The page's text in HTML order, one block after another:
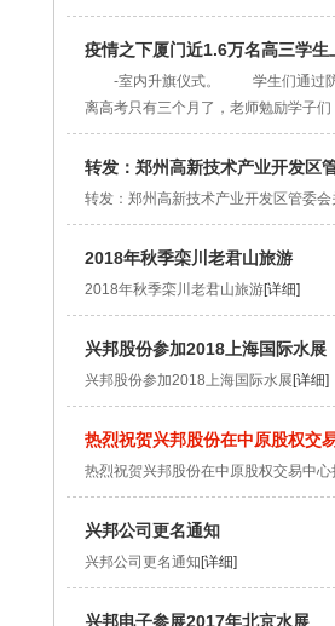
疫情之下厦门近1.6万名高三学生
-室内升旗仪式。 学生们通过防疫
离高考只有三个月了，老师勉励学子
转发：郑州高新技术产业开发区
转发：郑州高新技术产业开发区管委
2018年秋季栾川老君山旅游
2018年秋季栾川老君山旅游[详细]
兴邦股份参加2018上海国际水展
兴邦股份参加2018上海国际水展 [详细]
热烈祝贺兴邦股份在中原股权交
热烈祝贺兴邦股份在中原股权交易中心
兴邦公司更名通知
兴邦公司更名通知 [详细]
兴邦电子参展2017年北京水展